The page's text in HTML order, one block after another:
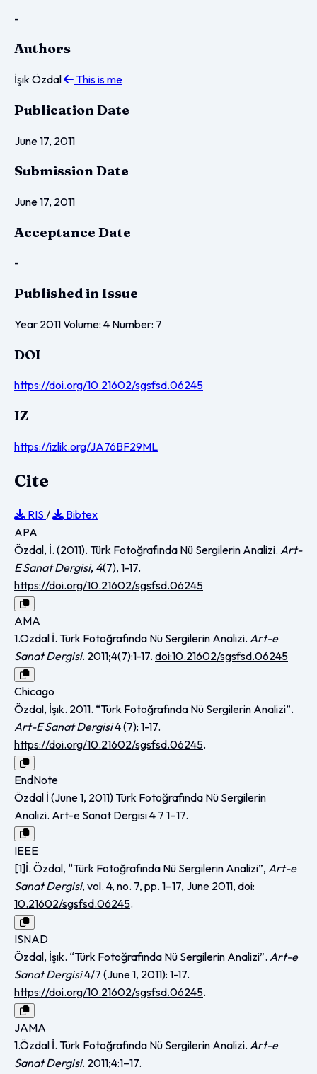
-
Authors
İşık Özdal This is me
Publication Date
June 17, 2011
Submission Date
June 17, 2011
Acceptance Date
-
Published in Issue
Year 2011 Volume: 4 Number: 7
DOI
https://doi.org/10.21602/sgsfsd.06245
IZ
https://izlik.org/JA76BF29ML
Cite
RIS /
Bibtex
APA
Özdal, İ. (2011). Türk Fotoğrafında Nü Sergilerin Analizi. Art-
E Sanat Dergisi, 4(7), 1-17.
https://doi.org/10.21602/sgsfsd.06245
AMA
1.Özdal İ. Türk Fotoğrafında Nü Sergilerin Analizi. Art-e
Sanat Dergisi. 2011;4(7):1-17. doi:10.21602/sgsfsd.06245
Chicago
Özdal, İşık. 2011. “Türk Fotoğrafında Nü Sergilerin Analizi”.
Art-E Sanat Dergisi4 (7): 1-17.
https://doi.org/10.21602/sgsfsd.06245.
EndNote
Özdal İ (June 1, 2011) Türk Fotoğrafında Nü Sergilerin
Analizi. Art-e Sanat Dergisi 4 7 1–17.
IEEE
[1]İ. Özdal, “Türk Fotoğrafında Nü Sergilerin Analizi”, Art-e
Sanat Dergisi, vol. 4, no. 7, pp. 1–17, June 2011, doi:
10.21602/sgsfsd.06245.
ISNAD
Özdal, İşık. “Türk Fotoğrafında Nü Sergilerin Analizi”. Art-e
Sanat Dergisi4/7 (June 1, 2011): 1-17.
https://doi.org/10.21602/sgsfsd.06245.
JAMA
1.Özdal İ. Türk Fotoğrafında Nü Sergilerin Analizi. Art-e
Sanat Dergisi. 2011;4:1–17.